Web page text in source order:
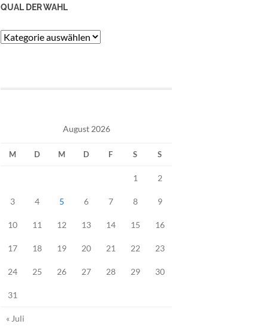
QUAL DER WAHL
Qual
August 2026
M D M D F S S
1 2
3 4 5 6 7 8 9
10 11 12 13 14 15 16
17 18 19 20 21 22 23
24 25 26 27 28 29 30
31
« Juli